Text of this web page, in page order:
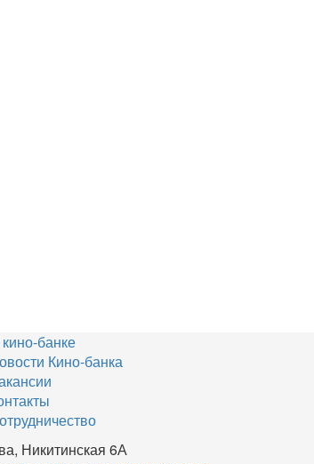
банке
Кино-банка
Никитинская 6А